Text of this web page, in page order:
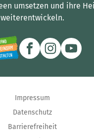
umsetzen und ihre
weiterentwickeln.
Impressum
Datenschutz
Barrierefreiheit